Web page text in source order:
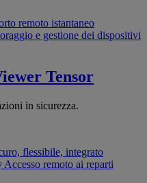
remoto istantaneo
e gestione dei dispositivi
Tensor
in sicurezza.
flessibile, integrato
Accesso remoto ai reparti